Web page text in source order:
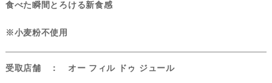
食べた瞬間とろける新食感
※小麦粉不使用
受取店舗 ： オー フィル ドゥ ジュール